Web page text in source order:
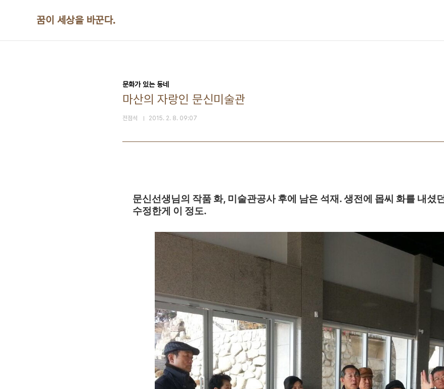
꿈이 세상을 바꾼다.
문화가 있는 동네
마산의 자랑인 문신미술관
전점석 2015. 2. 8. 09:07
문신선생님의 작품 화, 미술관공사 후에 남은 석재. 생전에 몹씨 화를 내셨
수정한게 이 정도.